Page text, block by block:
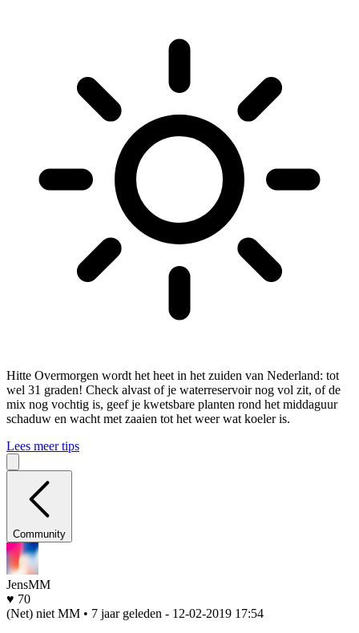
Hitte Overmorgen wordt het heet in het zuiden van Nederland: tot
wel 31 graden! Check alvast of je waterreservoir nog vol zit, of de
mix nog vochtig is, geef je kwetsbare planten rond het middaguur
schaduw en wacht met zaaien tot het weer wat koeler is.
Lees meer tips
Community
JensMM
♥ 70
(Net) niet MM • 7 jaar geleden - 12-02-2019 17:54